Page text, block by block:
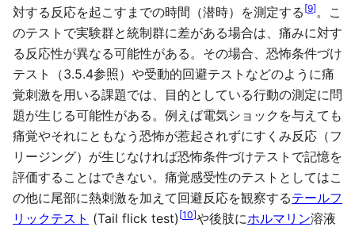
対する反応を起こすまでの時間（潜時）を測定する [9] 。こ
のテストで実験群と統制群に差がある場合は、痛みに対す
る反応性が異なる可能性がある。その場合、恐怖条件づけ
テスト（3.5.4参照）や受動的回避テストなどのように痛
覚刺激を用いる課題では、目的としている行動の測定に問
題が生じる可能性がある。例えば電気ショックを与えても
痛覚やそれにともなう恐怖が惹起されずにすくみ反応（フ
リージング）が生じなければ恐怖条件づけテストで記憶を
評価することはできない。痛覚感受性のテストとしてはこ
の他に尾部に熱刺激を加えて回避反応を観察するテールフ
リックテスト (Tail flick test) [10]や後肢にホルマリン溶液